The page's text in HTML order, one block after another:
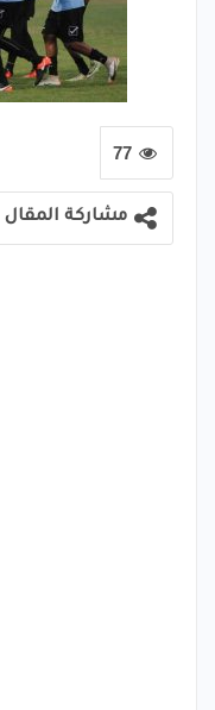
77
مشاركة المقال